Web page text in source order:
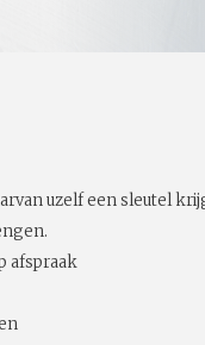
uzelf een sleutel
afspraak